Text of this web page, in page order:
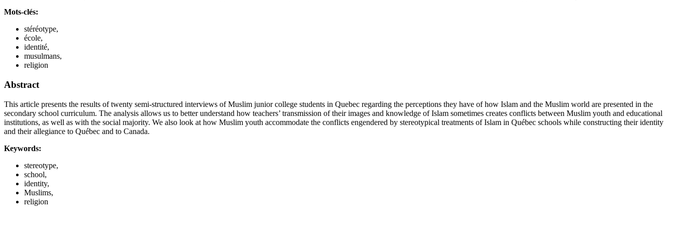
Mots-clés:
stéréotype,
école,
identité,
musulmans,
religion
Abstract
This article presents the results of twenty semi-structured interviews of Muslim junior college students in Quebec regarding the perceptions they have of how Islam and the Muslim world are presented in the
secondary school curriculum. The analysis allows us to better understand how teachers’ transmission of their images and knowledge of Islam sometimes creates conflicts between Muslim youth and educational
institutions, as well as with the social majority. We also look at how Muslim youth accommodate the conflicts engendered by stereotypical treatments of Islam in Québec schools while constructing their identity
and their allegiance to Québec and to Canada.
Keywords:
stereotype,
school,
identity,
Muslims,
religion